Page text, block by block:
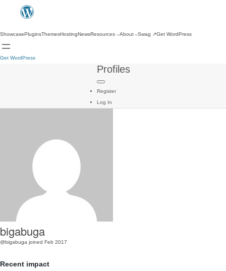
ShowcasePluginsThemesHostingNewsResources About Swag ↗Get WordPress
Get WordPress
Profiles
Register
Log In
bigabuga
@bigabuga joined Feb 2017
Recent impact